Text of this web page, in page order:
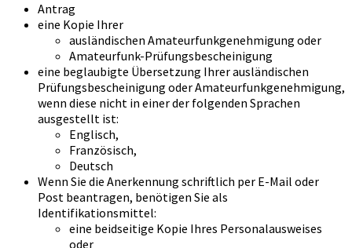
Antrag
eine Kopie Ihrer
ausländischen Amateurfunkgenehmigung oder
Amateurfunk-Prüfungsbescheinigung
eine beglaubigte Übersetzung Ihrer ausländischen
Prüfungsbescheinigung oder Amateurfunkgenehmigung,
wenn diese nicht in einer der folgenden Sprachen
ausgestellt ist:
Englisch,
Französisch,
Deutsch
Wenn Sie die Anerkennung schriftlich per E-Mail oder
Post beantragen, benötigen Sie als
Identifikationsmittel:
eine beidseitige Kopie Ihres Personalausweises
oder